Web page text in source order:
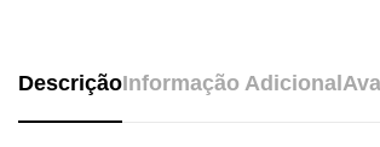
DescriçãoInformação Adicional